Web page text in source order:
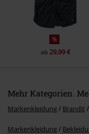
%
ab 29,99 €
Mehr Kategorien.
Markenkleidung Brandit
Markenkleidung